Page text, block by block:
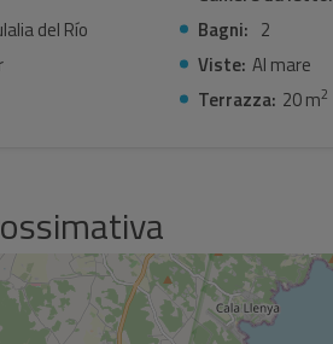
del Río Bagni: 2
Viste: Al mare
Terrazza: 20 m2